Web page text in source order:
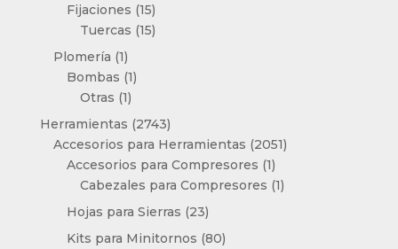
Fijaciones 1515
productos
Tuercas 1515
Plomería 11
producto
Bombas 11
Otras 11
producto
Herramientas 27432743
productos
Accesorios para Herramientas 20512051
Accesorios para Compresores 11
producto
Cabezales para Compresores 11
Hojas para Sierras 2323
productos
Kits para Minitornos 8080